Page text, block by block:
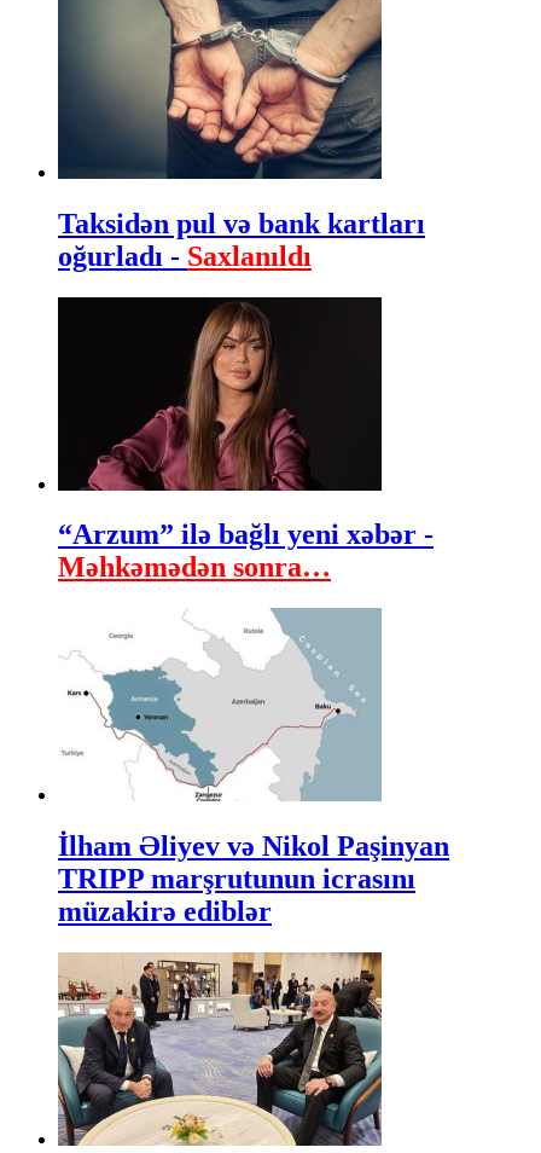
Taksidən pul və bank kartları
oğurladı - Saxlanıldı
“Arzum” ilə bağlı yeni xəbər -
Məhkəmədən sonra…
İlham Əliyev və Nikol Paşinyan
TRIPP marşrutunun icrasını
müzakirə ediblər